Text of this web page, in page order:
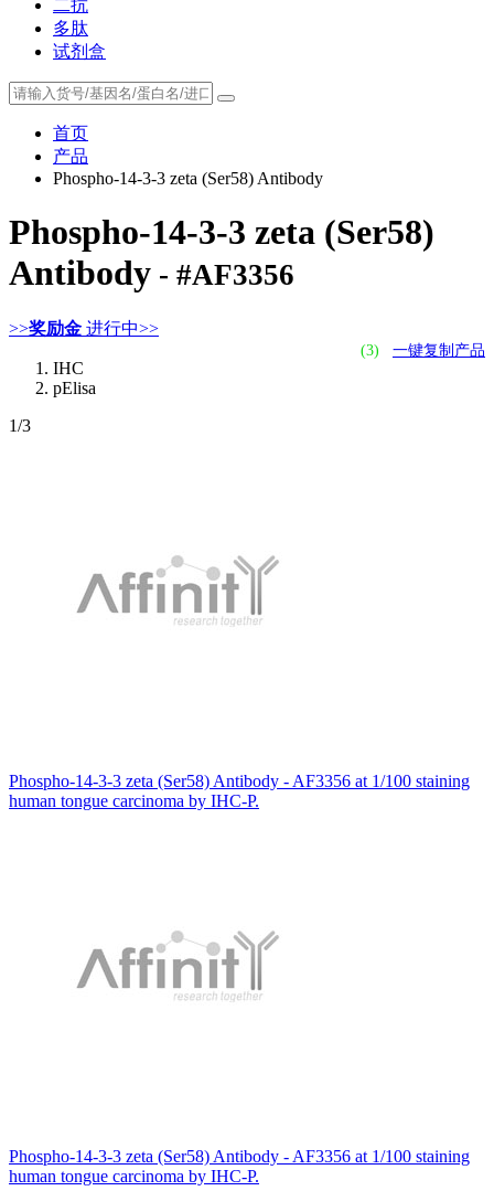
二抗
多肽
试剂盒
首页
产品
Phospho-14-3-3 zeta (Ser58) Antibody
Phospho-14-3-3 zeta (Ser58)
Antibody - #AF3356
>>奖励金 进行中>>
(3) 一键复制产品
IHC
pElisa
1/3
Phospho-14-3-3 zeta (Ser58) Antibody - AF3356 at 1/100 staining
human tongue carcinoma by IHC-P.
Phospho-14-3-3 zeta (Ser58) Antibody - AF3356 at 1/100 staining
human tongue carcinoma by IHC-P.